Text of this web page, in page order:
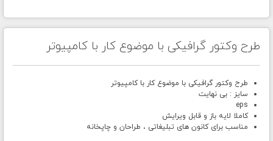
طرح وکتور گرافیکی با موضوع کار با کامپیوتر
طرح وکتور گرافیکی با موضوع کار با کامپیوتر
سایز : بی نهایت
eps
کاملا لایه باز و قابل ویرایش
مناسب برای کانون های تبلیغاتی ، طراحان و چاپخانه